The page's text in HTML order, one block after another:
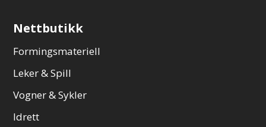
Nettbutikk
Formingsmateriell
Leker & Spill
Vogner & Sykler
Idrett